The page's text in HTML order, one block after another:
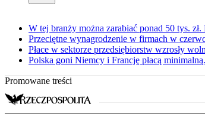
W tej branży można zarabiać ponad 50 tys.
Przeciętne wynagrodzenie w firmach w
Płace w sektorze przedsiębiorstw wzrosły
Polska goni Niemcy i Francję płacą
Promowane treści